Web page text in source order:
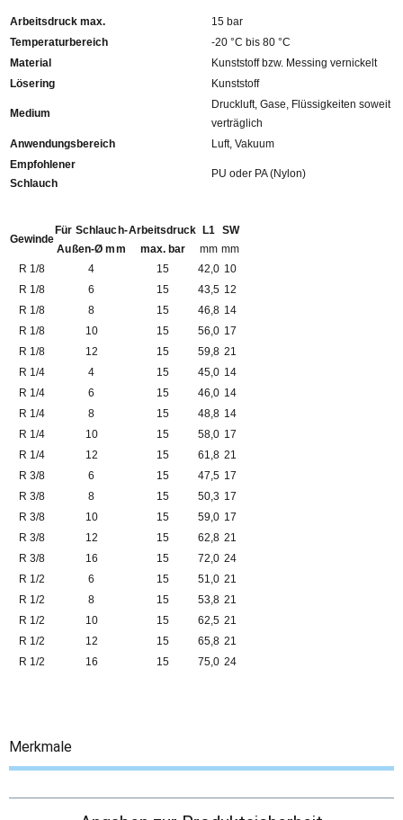
Arbeitsdruck max.
15 bar
Temperaturbereich
-20 °C bis 80 °C
Material
Kunststoff bzw. Messing vernickelt
Lösering
Kunststoff
Medium
Druckluft, Gase, Flüssigkeiten soweit
verträglich
Anwendungsbereich
Luft, Vakuum
Empfohlener
Schlauch
PU oder PA (Nylon)
Gewinde
Für Schlauch-
Außen-Ø mm
Arbeitsdruck
max. bar
L1
mm
SW
mm
R 1/8
4 15 42,0 10
R 1/8
6 15 43,5 12
R 1/8
8 15 46,8 14
R 1/8
10 15 56,0 17
R 1/8
12 15 59,8 21
R 1/4
4 15 45,0 14
R 1/4
6 15 46,0 14
R 1/4
8 15 48,8 14
R 1/4
10 15 58,0 17
R 1/4
12 15 61,8 21
R 3/8
6 15 47,5 17
R 3/8
8 15 50,3 17
R 3/8
10 15 59,0 17
R 3/8
12 15 62,8 21
R 3/8
16 15 72,0 24
R 1/2
6 15 51,0 21
R 1/2
8 15 53,8 21
R 1/2
10 15 62,5 21
R 1/2
12 15 65,8 21
R 1/2
16 15 75,0 24
Merkmale